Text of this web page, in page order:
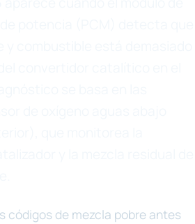
códigos de mezcla pobre antes